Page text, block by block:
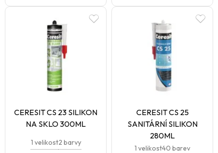
CERESIT CS 23 SILIKON
NA SKLO 300ML
1 velikost2 barvy
CERESIT CS 25
SANITÁRNÍ SILIKON
280ML
1 velikost40 barev